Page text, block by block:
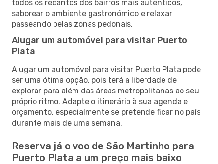
todos os recantos dos bairros mais autênticos,
saborear o ambiente gastronómico e relaxar
passeando pelas zonas pedonais.
Alugar um automóvel para visitar Puerto
Plata
Alugar um automóvel para visitar Puerto Plata pode
ser uma ótima opção, pois terá a liberdade de
explorar para além das áreas metropolitanas ao seu
próprio ritmo. Adapte o itinerário à sua agenda e
orçamento, especialmente se pretende ficar no país
durante mais de uma semana.
Reserva já o voo de São Martinho para
Puerto Plata a um preço mais baixo